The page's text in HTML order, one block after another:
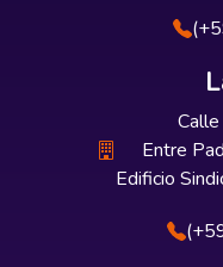
Entre
Edificio